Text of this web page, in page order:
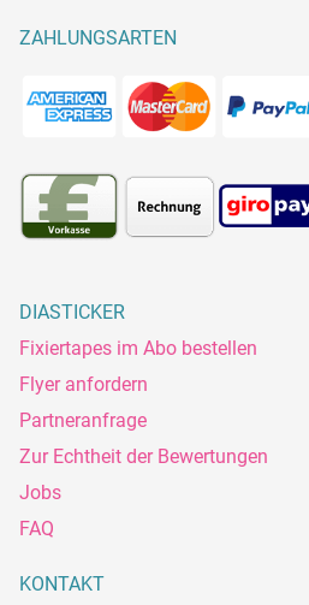
ZAHLUNGSARTEN
DIASTICKER
Fixiertapes im Abo bestellen
Flyer anfordern
Partneranfrage
Zur Echtheit der Bewertungen
Jobs
FAQ
KONTAKT